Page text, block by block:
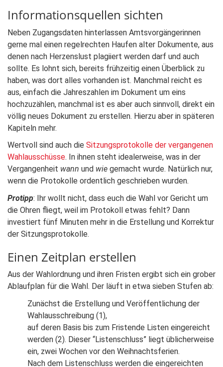
Informationsquellen sichten
Neben Zugangsdaten hinterlassen Amtsvorgängerinnen
gerne mal einen regelrechten Haufen alter Dokumente, aus
denen nach Herzenslust plagiiert werden darf und auch
sollte. Es lohnt sich, bereits frühzeitig einen Überblick zu
haben, was dort alles vorhanden ist. Manchmal reicht es
aus, einfach die Jahreszahlen im Dokument um eins
hochzuzählen, manchmal ist es aber auch sinnvoll, direkt ein
völlig neues Dokument zu erstellen. Hierzu aber in späteren
Kapiteln mehr.
Wertvoll sind auch die Sitzungsprotokolle der vergangenen
Wahlausschüsse. In ihnen steht idealerweise, was in der
Vergangenheit wann und wie gemacht wurde. Natürlich nur,
wenn die Protokolle ordentlich geschrieben wurden.
Protipp: Ihr wollt nicht, dass euch die Wahl vor Gericht um
die Ohren fliegt, weil im Protokoll etwas fehlt? Dann
investiert fünf Minuten mehr in die Erstellung und Korrektur
der Sitzungsprotokolle.
Einen Zeitplan erstellen
Aus der Wahlordnung und ihren Fristen ergibt sich ein grober
Ablaufplan für die Wahl. Der läuft in etwa sieben Stufen ab:
Zunächst die Erstellung und Veröffentlichung der
Wahlausschreibung (1),
auf deren Basis bis zum Fristende Listen eingereicht
werden (2). Dieser “Listenschluss” liegt üblicherweise
ein, zwei Wochen vor den Weihnachtsferien.
Nach dem Listenschluss werden die eingereichten